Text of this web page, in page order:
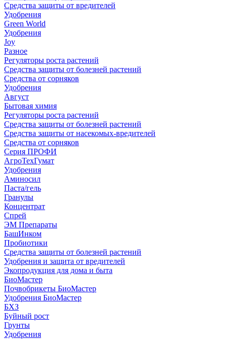
Средства защиты от вредителей
Удобрения
Green World
Удобрения
Joy
Разное
Регуляторы роста растений
Средства защиты от болезней растений
Средства от сорняков
Удобрения
Август
Бытовая химия
Регуляторы роста растений
Средства защиты от болезней растений
Средства защиты от насекомых-вредителей
Средства от сорняков
Серия ПРОФИ
АгроТехГумат
Удобрения
Аминосил
Паста/гель
Гранулы
Концентрат
Спрей
ЭМ Препараты
БашИнком
Пробиотики
Средства защиты от болезней растений
Удобрения и защита от вредителей
Экопродукция для дома и быта
БиоМастер
Почвобрикеты БиоМастер
Удобрения БиоМастер
БХЗ
Буйный рост
Грунты
Удобрения